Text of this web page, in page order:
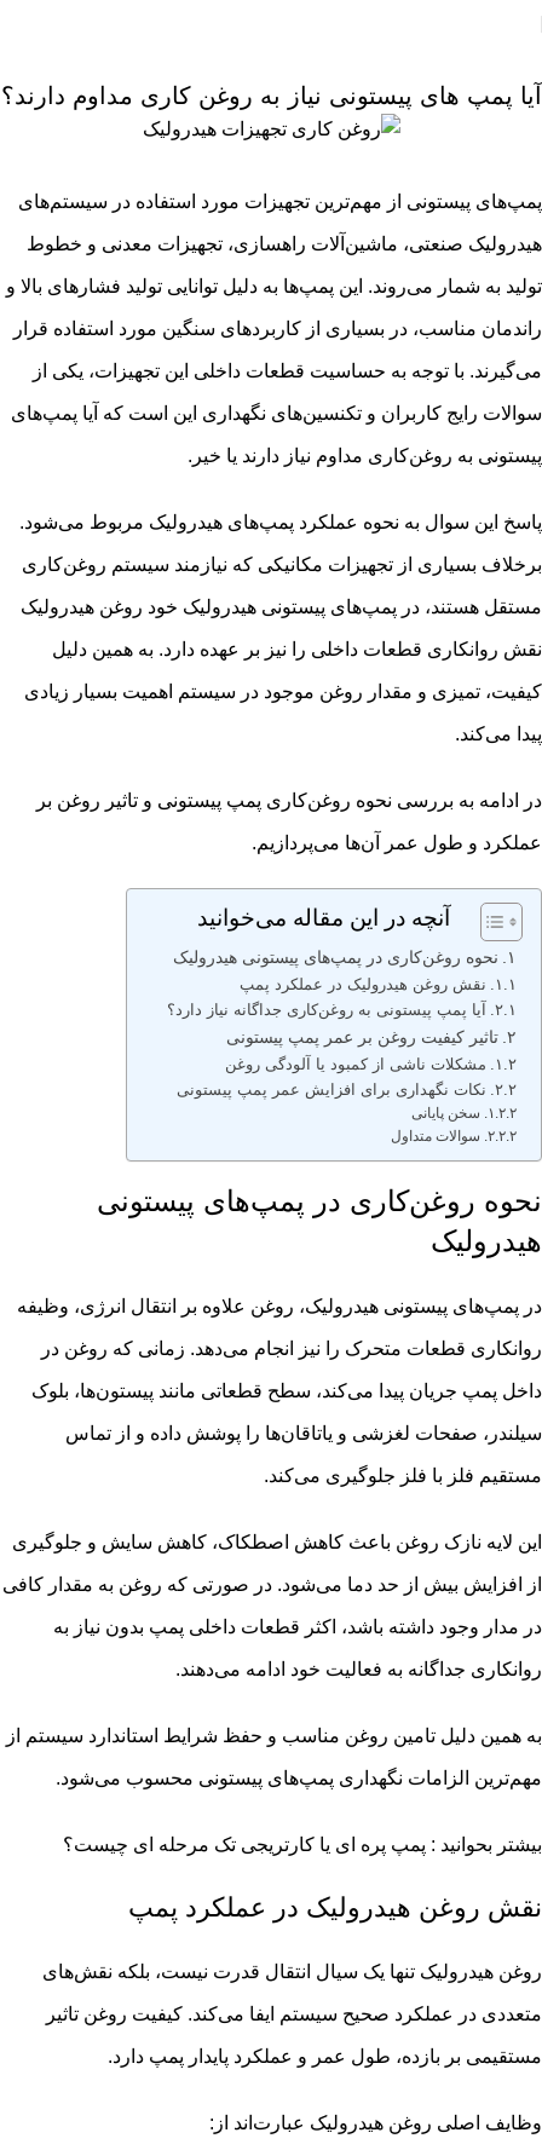
آیا پمپ‌ های پیستونی نیاز به روغن‌ کاری مداوم دارند؟
پمپ‌های پیستونی از مهم‌ترین تجهیزات مورد استفاده در سیستم‌های
هیدرولیک صنعتی، ماشین‌آلات راهسازی، تجهیزات معدنی و خطوط
تولید به شمار می‌روند. این پمپ‌ها به دلیل توانایی تولید فشارهای بالا و
راندمان مناسب، در بسیاری از کاربردهای سنگین مورد استفاده قرار
می‌گیرند. با توجه به حساسیت قطعات داخلی این تجهیزات، یکی از
سوالات رایج کاربران و تکنسین‌های نگهداری این است که آیا پمپ‌های
پیستونی به روغن‌کاری مداوم نیاز دارند یا خیر.
پاسخ این سوال به نحوه عملکرد پمپ‌های هیدرولیک مربوط می‌شود.
برخلاف بسیاری از تجهیزات مکانیکی که نیازمند سیستم روغن‌کاری
مستقل هستند، در پمپ‌های پیستونی هیدرولیک خود روغن هیدرولیک
نقش روانکاری قطعات داخلی را نیز بر عهده دارد. به همین دلیل
کیفیت، تمیزی و مقدار روغن موجود در سیستم اهمیت بسیار زیادی
پیدا می‌کند.
در ادامه به بررسی نحوه روغن‌کاری پمپ پیستونی و تاثیر روغن بر
عملکرد و طول عمر آن‌ها می‌پردازیم.
آنچه در این مقاله می‌خوانید
نحوه روغن‌کاری در پمپ‌های پیستونی هیدرولیک
نقش روغن هیدرولیک در عملکرد پمپ
آیا پمپ پیستونی به روغن‌کاری جداگانه نیاز دارد؟
تاثیر کیفیت روغن بر عمر پمپ پیستونی
مشکلات ناشی از کمبود یا آلودگی روغن
نکات نگهداری برای افزایش عمر پمپ پیستونی
سخن پایانی
سوالات متداول
نحوه روغن‌کاری در پمپ‌های پیستونی
هیدرولیک
در پمپ‌های پیستونی هیدرولیک، روغن علاوه بر انتقال انرژی، وظیفه
روانکاری قطعات متحرک را نیز انجام می‌دهد. زمانی که روغن در
داخل پمپ جریان پیدا می‌کند، سطح قطعاتی مانند پیستون‌ها، بلوک
سیلندر، صفحات لغزشی و یاتاقان‌ها را پوشش داده و از تماس
مستقیم فلز با فلز جلوگیری می‌کند.
این لایه نازک روغن باعث کاهش اصطکاک، کاهش سایش و جلوگیری
از افزایش بیش از حد دما می‌شود. در صورتی که روغن به مقدار کافی
در مدار وجود داشته باشد، اکثر قطعات داخلی پمپ بدون نیاز به
روانکاری جداگانه به فعالیت خود ادامه می‌دهند.
به همین دلیل تامین روغن مناسب و حفظ شرایط استاندارد سیستم از
مهم‌ترین الزامات نگهداری پمپ‌های پیستونی محسوب می‌شود.
بیشتر بحوانید : پمپ پره ای یا کارتریجی تک مرحله ای چیست؟
نقش روغن هیدرولیک در عملکرد پمپ
روغن هیدرولیک تنها یک سیال انتقال قدرت نیست، بلکه نقش‌های
متعددی در عملکرد صحیح سیستم ایفا می‌کند. کیفیت روغن تاثیر
مستقیمی بر بازده، طول عمر و عملکرد پایدار پمپ دارد.
وظایف اصلی روغن هیدرولیک عبارت‌اند از: